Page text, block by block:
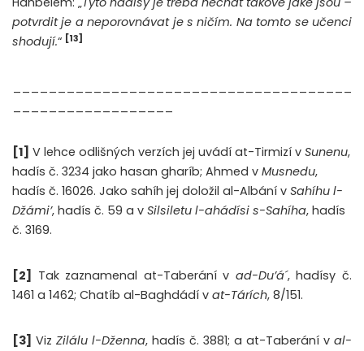
potvrdit je a neporovnávat je s ničím. Na tomto se učenci
shodují.“ [13]
[1] V lehce odlišných verzích jej uvádí at-Tirmizí v Sunenu,
hadís č. 3234 jako hasan gharíb; Ahmed v Musnedu,
hadís č. 16026. Jako sahíh jej doložil al-Albání v Sahíhu l-
Džámi’, hadís č. 59 a v Silsiletu l-ahádísi s-Sahíha, hadís
č. 3169.
[2] Tak zaznamenal at-Taberání v ad-Du’á´, hadísy č.
1461 a 1462; Chatíb al-Baghdádí v at-Tárích, 8/151.
[3] Viz Zilálu l-Dženna, hadís č. 3881; a at-Taberání v al-